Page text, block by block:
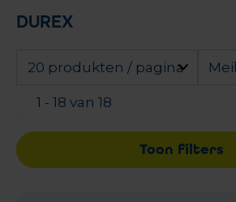
DUREX
20 produkten / pagina
1 - 18 van 18
Toon filters